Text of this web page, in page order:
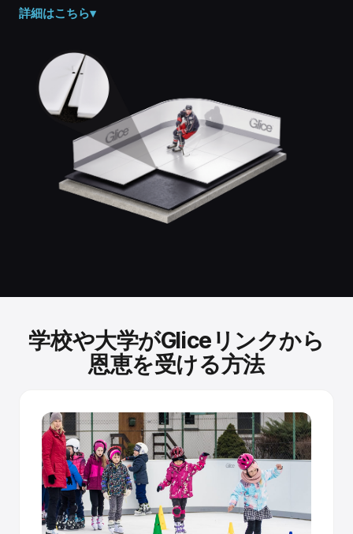
詳細はこちら▾
固体ポリマー、氷ではありません。
合成氷は、設計されたポリマーパネルから作られた乾燥し
た固体表面です。水、冷凍、電気は不要です。パネルは周
囲温度であり、決して溶けません。
標準的なスケート、特別な装備は不要です。
冷却式リンクで使用するのと同じアイススケートで滑走で
きます。改造は不要です。
氷のスケート速度に匹敵する滑走性能を達成することが確
自己改善する表面。
焼結パネルは、ブレードが微細な傷を作るにつれて新鮮な
す。
Tongue & Groove構造
パネルは寄木細工のように連結され、精密に加工されたジ
ョイントがシームレスな表面を作り出します。継ぎ目は
100%平らで、足元では検出できません
学校や大学がGliceリンクから
恩恵を受ける方法